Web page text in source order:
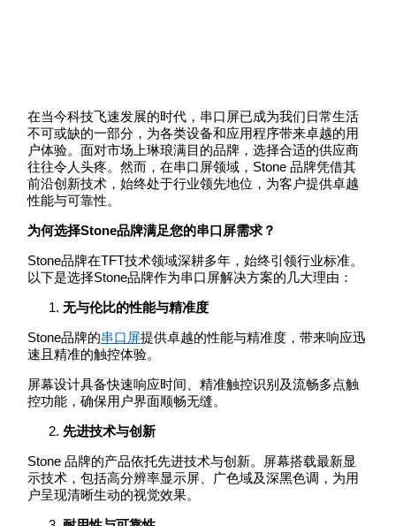
在当今科技飞速发展的时代，串口屏已成为我们日常生活
不可或缺的一部分，为各类设备和应用程序带来卓越的用
户体验。面对市场上琳琅满目的品牌，选择合适的供应商
往往令人头疼。然而，在串口屏领域，Stone 品牌凭借其
前沿创新技术，始终处于行业领先地位，为客户提供卓越
性能与可靠性。
为何选择Stone品牌满足您的串口屏需求？
Stone品牌在TFT技术领域深耕多年，始终引领行业标准。
以下是选择Stone品牌作为串口屏解决方案的几大理由：
无与伦比的性能与精准度
Stone品牌的串口屏提供卓越的性能与精准度，带来响应迅
速且精准的触控体验。
屏幕设计具备快速响应时间、精准触控识别及流畅多点触
控功能，确保用户界面顺畅无缝。
先进技术与创新
Stone 品牌的产品依托先进技术与创新。屏幕搭载最新显
示技术，包括高分辨率显示屏、广色域及深黑色调，为用
户呈现清晰生动的视觉效果。